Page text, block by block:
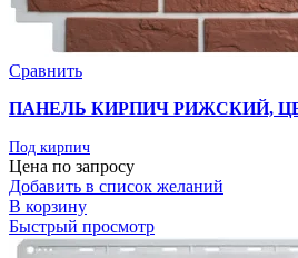
Сравнить
ПАНЕЛЬ КИРПИЧ РИЖСКИЙ,
Под кирпич
Цена по запросу
Добавить в список желаний
В корзину
Быстрый просмотр